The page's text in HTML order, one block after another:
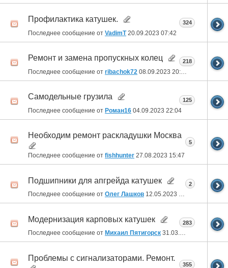
Профилактика катушек.
Последнее сообщение от VadimT20.09.2023 07:42
324
Ремонт и замена пропускных колец
Последнее сообщение от ribachok72 08.09.2023 20:39
218
Самодельные грузила
Последнее сообщение от Роман16 04.09.2023 22:04
125
Необходим ремонт раскладушки Москва
Последнее сообщение от fishhunter 27.08.2023 15:47
5
Подшипники для апгрейда катушек
Последнее сообщение от Олег Лашков 12.05.2023 20:32
2
Модернизация карповых катушек
Последнее сообщение от Михаил Пятигорск 31.03.2023
283
Проблемы с сигнализаторами. Ремонт.
355